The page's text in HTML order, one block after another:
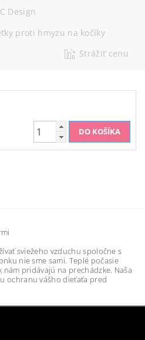
Design
proti hmyzu na kočíky
Strážiť cenu
sviežeho vzduchu spoločne s
nie sme sami. Teplé počasie
nám pridávajú na prechádzke. Naša
ochranu vášho dieťaťa pred